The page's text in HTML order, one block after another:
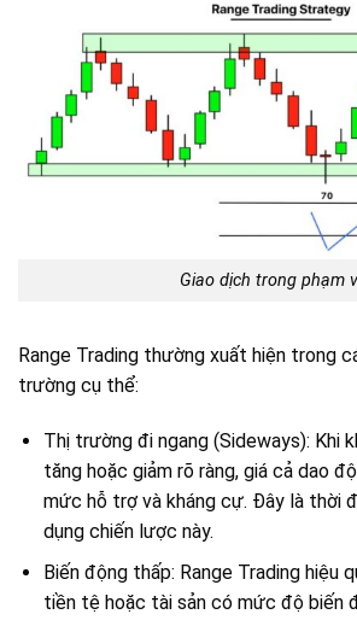
Giao dịch trong phạm
Range Trading thường xuất hiện trong
trường cụ thể:
Thị trường đi ngang (Sideways): Khi
tăng hoặc giảm rõ ràng, giá cả dao
mức hỗ trợ và kháng cự. Đây là thời
dụng chiến lược này.
Biến động thấp: Range Trading hiệu
tiền tệ hoặc tài sản có mức độ biến